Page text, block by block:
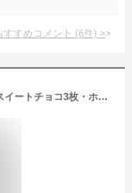
すすめコメント (6件) >
オランジェット5枚入りのギフトセット1箱（スイートチョコ3枚・ホワイトチョコ2枚）オレンジスライス【結婚式 引き菓子 引出物 内祝い ギフトボックス入り プレゼント ホワイトデー おしゃれなスイーツギフト】